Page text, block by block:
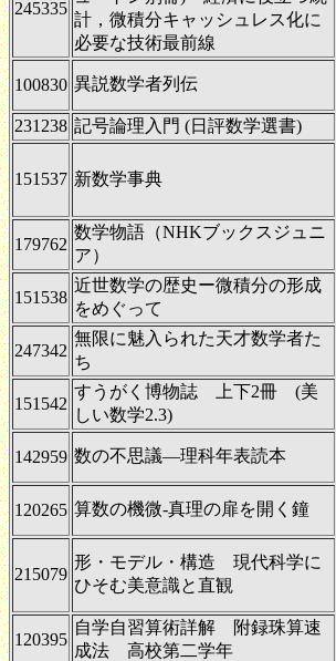
245335
計，微積分キャッシュレス化に
必要な技術最前線
100830 異説数学者列伝
231238 記号論理入門 (日評数学選書)
151537 新数学事典
179762
数学物語（NHKブックスジュニ
ア）
151538
近世数学の歴史ー微積分の形成
をめぐって
247342
無限に魅入られた天才数学者た
ち
151542
すうがく博物誌 上下2冊 (美
しい数学2.3)
142959 数の不思議―理科年表読本
120265 算数の機微-真理の扉を開く鐘
215079
形・モデル・構造 現代科学に
ひそむ美意識と直観
120395
自学自習算術詳解 附録珠算速
成法 高校第二学年